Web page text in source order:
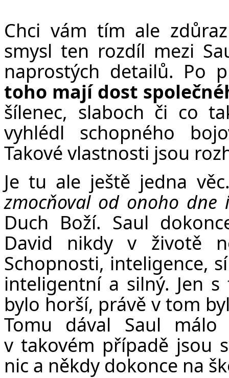
Chci vám tím ale
smysl ten rozdíl mezi
naprostých detailů. Po
toho mají dost
šílenec, slaboch či co
vyhlédl schopného
Takové vlastnosti jsou
Je tu ale ještě jedna
zmocňoval od onoho dne
Duch Boží. Saul
David nikdy v životě
Schopnosti, inteligence,
inteligentní a silný. Jen
bylo horší, právě v tom
Tomu dával Saul
v takovém případě jsou
nic a někdy dokonce na